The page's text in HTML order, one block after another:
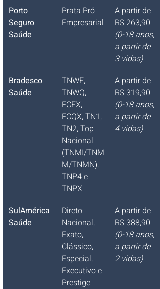
Porto
Seguro
Saúde
Prata Pró
Empresarial
A partir de
R$ 263,90
(0-18 anos,
a partir de
3 vidas)
Bradesco
Saúde
TNWE,
TNWQ,
FCEX,
FCQX, TN1,
TN2, Top
Nacional
(TNMI/TNM
M/TNMN),
TNP4 e
TNPX
A partir de
R$ 319,90
(0-18 anos,
a partir de
4 vidas)
SulAmérica
Saúde
Direto
Nacional,
Exato,
Clássico,
Especial,
Executivo e
Prestige
A partir de
R$ 388,90
(0-18 anos,
a partir de
2 vidas)